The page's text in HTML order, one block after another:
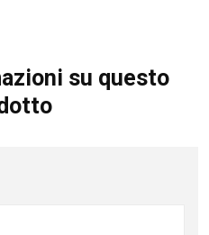
su questo